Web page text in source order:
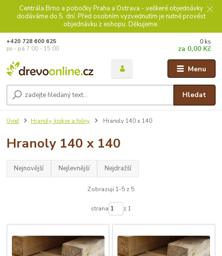
Centrála Brno a pobočky Praha a Ostrava - veškeré objednávky
dodáváme do 5. dní. Před osobním vyzvednutím je nutné provést
objednávku z eshopu. Děkujeme.
Menu
Hledat
+420 728 600 625
po - pá 7:00 - 15:00
0 ks
za 0,00 Kč
Úvod Hranoly, krokve a fošny Hranoly 140 x 140
Hranoly 140 x 140
Nejnovější Nejlevnější Nejdražší
Zobrazuji 1-5 z 5
strana z 1